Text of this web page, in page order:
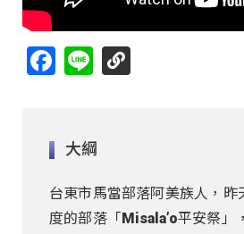
Facebook
Line
大綱
台東市馬當部落阿美族人，昨
度的部落「Misala’o平安祭」